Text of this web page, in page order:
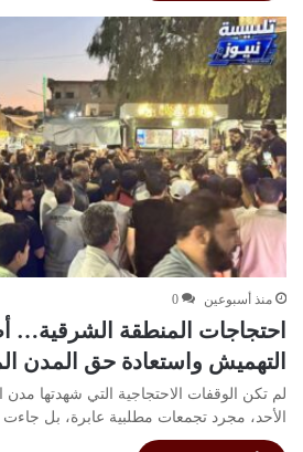
منذ أسبوعين 0
احتجاجات المنطقة الشرقية…
التهميش واستعادة حق المدن
لم تكن الوقفات الاحتجاجية التي شهدتها مدن
الأحد، مجرد تجمعات مطلبية عابرة، بل جاءت